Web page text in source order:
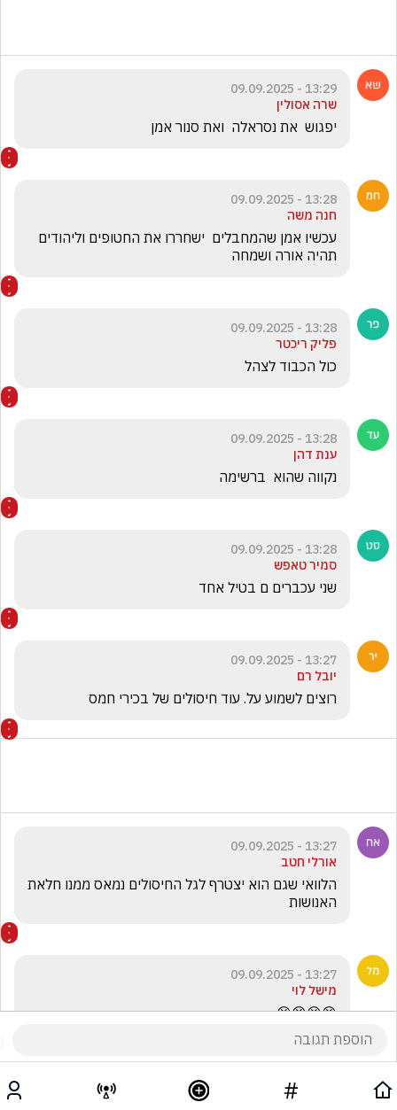
13:29 - 09.09.2025
שרה אסולין
יפגוש  את נסראלה  ואת סנור אמן
13:28 - 09.09.2025
חנה משה
תהיה אורה ושמחה
13:28 - 09.09.2025
פליק ריכטר
כול הכבוד לצהל
13:28 - 09.09.2025
ענת דהן
נקווה שהוא  ברשימה
13:28 - 09.09.2025
סמיר טאפש
שני עכברים ם בטיל אחד
13:27 - 09.09.2025
יובל רם
רוצים לשמוע על. עוד חיסולים של בכירי חמס
13:27 - 09.09.2025
אורלי חטב
האנושות
13:27 - 09.09.2025
מישל לוי
😆😆😆😆